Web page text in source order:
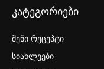
კატეგორიები
შენი რეცეპტი
სიახლეები